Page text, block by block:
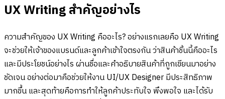
UX Writing สำคัญอย่างไร
ความสำคัญของ UX Writing คืออะไร? อย่างแรกเลยคือ UX Writing
จะช่วยให้เจ้าของแบรนด์และลูกค้าเข้าใจตรงกัน ว่าสินค้าชิ้นนี้คืออะไร
และมีประโยชน์อย่างไร ผ่านชื่อและคำอธิบายสินค้าที่ถูกเขียนมาอย่าง
ชัดเจน อย่างต่อมาคือช่วยให้งาน UI/UX Designer มีประสิทธิภาพ
มากขึ้น และสุดท้ายคือการทำให้ลูกค้าประทับใจ พึงพอใจ และได้รับ